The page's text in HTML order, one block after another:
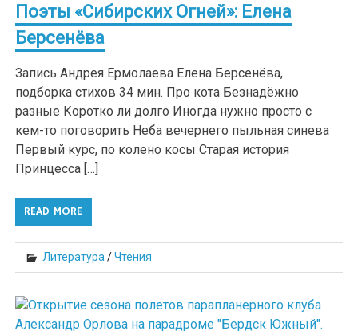
Поэты «Сибирских Огней»: Елена
Берсенёва
Запись Андрея Ермолаева Елена Берсенёва,
подборка стихов 34 мин. Про кота Безнадёжно
разные Коротко ли долго Иногда нужно просто с
кем-то поговорить Неба вечернего пыльная синева
Первый курс, по колено косы Старая история
Принцесса […]
READ MORE
Литература /Чтения